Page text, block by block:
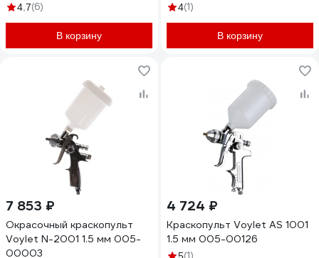
4.7(6)
В корзину
4(1)
В корзину
7 853 ₽
Окрасочный краскопульт
Voylet N-2001 1.5 мм 005-
00003
4 724 ₽
Краскопульт Voylet АS 1001
1.5 мм 005-00126
(1)